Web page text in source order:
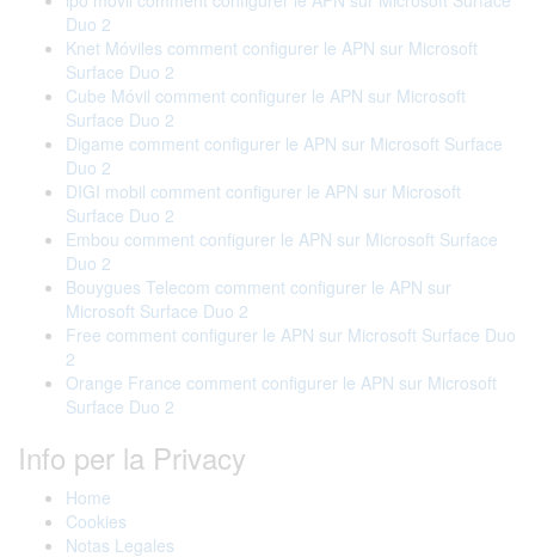
Duo 2
Knet Móviles comment configurer le APN sur Microsoft
Surface Duo 2
Cube Móvil comment configurer le APN sur Microsoft
Surface Duo 2
Digame comment configurer le APN sur Microsoft Surface
Duo 2
DIGI mobil comment configurer le APN sur Microsoft
Surface Duo 2
Embou comment configurer le APN sur Microsoft Surface
Duo 2
Bouygues Telecom comment configurer le APN sur
Microsoft Surface Duo 2
Free comment configurer le APN sur Microsoft Surface Duo
2
Orange France comment configurer le APN sur Microsoft
Surface Duo 2
Info per la Privacy
Home
Cookies
Notas Legales